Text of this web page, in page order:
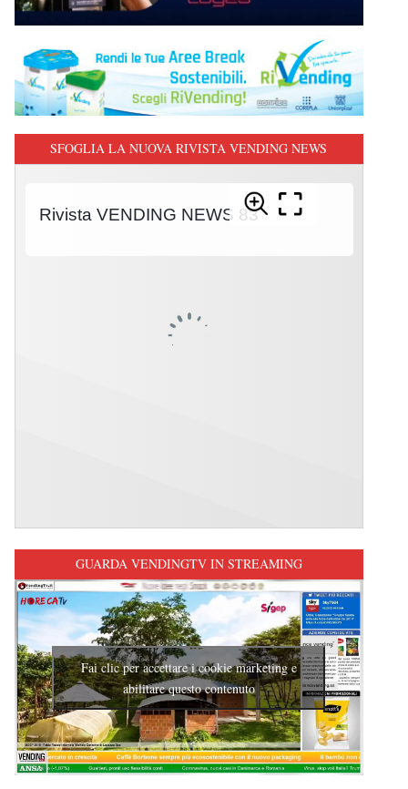
SFOGLIA LA NUOVA RIVISTA VENDING NEWS
GUARDA VENDINGTV IN STREAMING
Fai clic per accettare i cookie marketing e
abilitare questo contenuto